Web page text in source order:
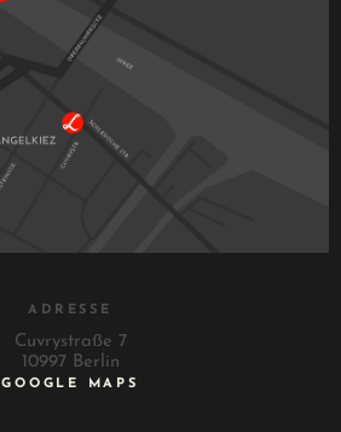
ADRESSE
Cuvrystraße 7
10997 Berlin
GOOGLE MAPS